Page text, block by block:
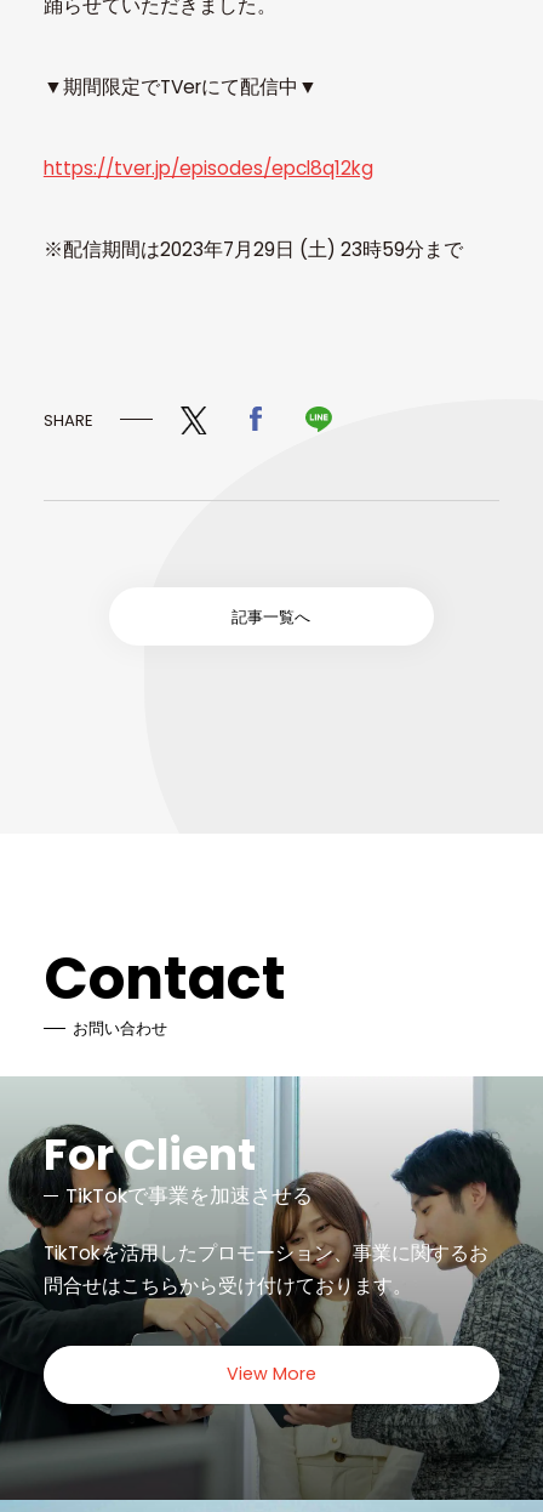
踊らせていただきました。
▼期間限定でTVerにて配信中▼
https://tver.jp/episodes/epcl8q12kg
※配信期間は2023年7月29日 (土) 23時59分まで
SHARE
記事一覧へ
Contact
お問い合わせ
For Client
TikTokで事業を加速させる
TikTokを活用したプロモーション、事業に関するお
問合せはこちらから受け付けております。
View More